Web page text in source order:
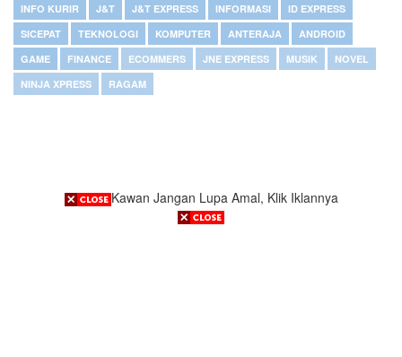
INFO KURIR J&T J&T EXPRESS INFORMASI
ID EXPRESS
SICEPAT
TEKNOLOGI KOMPUTER ANTERAJA
ANDROID
GAME
FINANCE ECOMMERS JNE EXPRESS MUSIK
NOVEL
NINJA XPRESS
RAGAM
Kawan Jangan Lupa Amal, Klik Iklannya